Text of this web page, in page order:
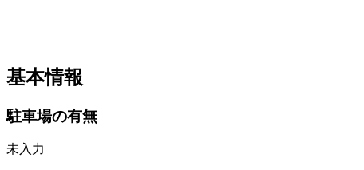
基本情報
駐車場の有無
未入力